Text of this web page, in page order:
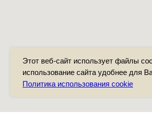
Этот веб-сайт использует файлы
использование сайта удобнее для
Политика использования cookie